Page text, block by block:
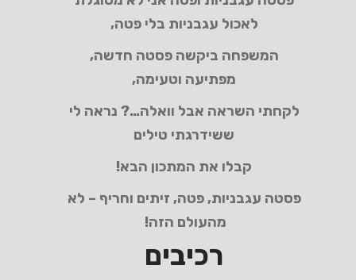
לאכול עגבניות בלי פטה,
המשפחה ביקשה פסטה חדשה,
מפתיעה וטעימה,
לקחתי השראה אבל וואלה…? נראה לי
ששידרגתי טילים
קבלו את המתכון הבא!
פסטה עגבניות, פטה, זיתים וחריף – לא
מהעולם הזה!
רכיבים